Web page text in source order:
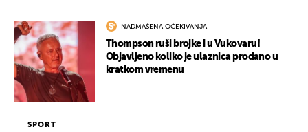
NADMAŠENA OČEKIVANJA
Thompson ruši brojke i u Vukovaru!
Objavljeno koliko je ulaznica prodano u
kratkom vremenu
SPORT